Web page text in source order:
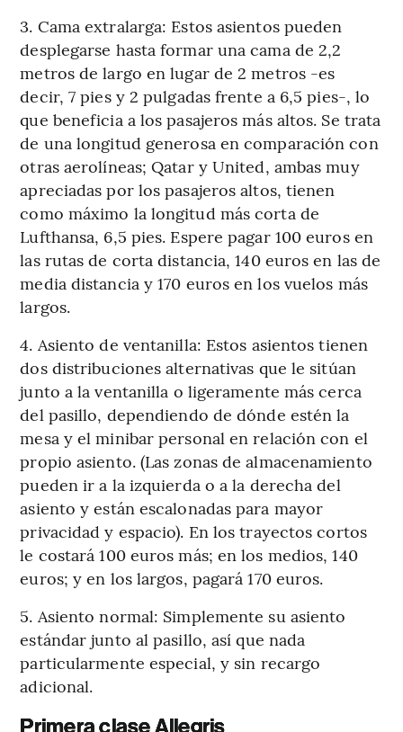
3. Cama extralarga: Estos asientos pueden
desplegarse hasta formar una cama de 2,2
metros de largo en lugar de 2 metros -es
decir, 7 pies y 2 pulgadas frente a 6,5 pies-, lo
que beneficia a los pasajeros más altos. Se trata
de una longitud generosa en comparación con
otras aerolíneas; Qatar y United, ambas muy
apreciadas por los pasajeros altos, tienen
como máximo la longitud más corta de
Lufthansa, 6,5 pies. Espere pagar 100 euros en
las rutas de corta distancia, 140 euros en las de
media distancia y 170 euros en los vuelos más
largos.
4. Asiento de ventanilla: Estos asientos tienen
dos distribuciones alternativas que le sitúan
junto a la ventanilla o ligeramente más cerca
del pasillo, dependiendo de dónde estén la
mesa y el minibar personal en relación con el
propio asiento. (Las zonas de almacenamiento
pueden ir a la izquierda o a la derecha del
asiento y están escalonadas para mayor
privacidad y espacio). En los trayectos cortos
le costará 100 euros más; en los medios, 140
euros; y en los largos, pagará 170 euros.
5. Asiento normal: Simplemente su asiento
estándar junto al pasillo, así que nada
particularmente especial, y sin recargo
adicional.
Primera clase Allegris